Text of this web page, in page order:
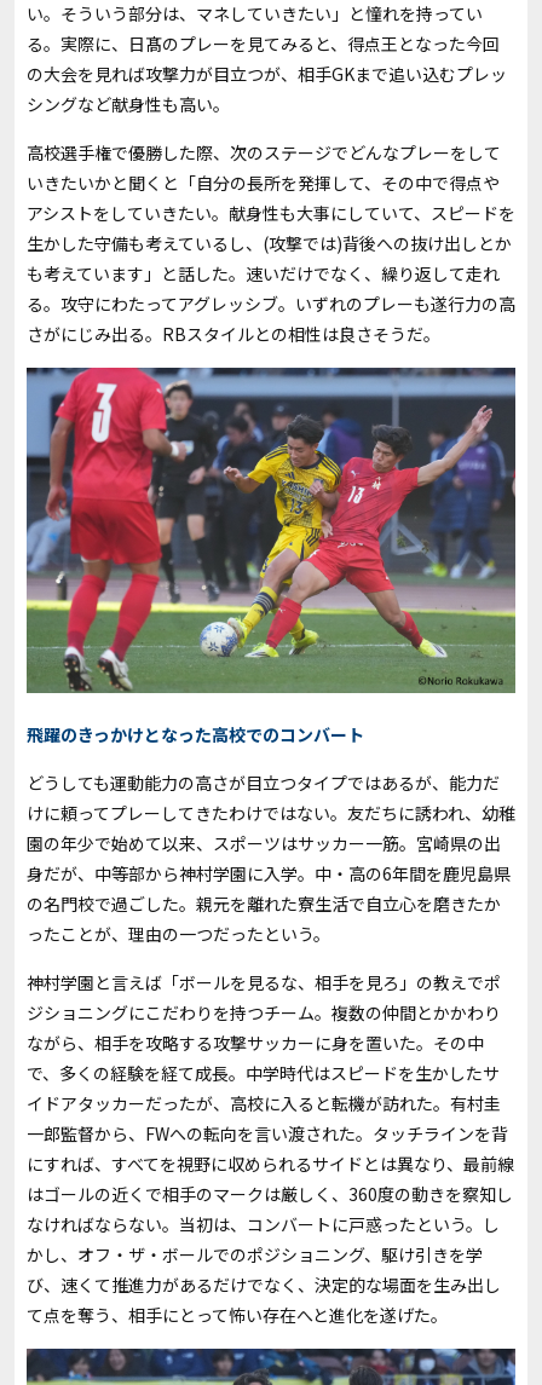
い。そういう部分は、マネしていきたい」と憧れを持ってい
る。実際に、日髙のプレーを見てみると、得点王となった今回
の大会を見れば攻撃力が目立つが、相手GKまで追い込むプレッ
シングなど献身性も高い。
高校選手権で優勝した際、次のステージでどんなプレーをして
いきたいかと聞くと「自分の長所を発揮して、その中で得点や
アシストをしていきたい。献身性も大事にしていて、スピードを
生かした守備も考えているし、(攻撃では)背後への抜け出しとか
も考えています」と話した。速いだけでなく、繰り返して走れ
る。攻守にわたってアグレッシブ。いずれのプレーも遂行力の高
さがにじみ出る。RBスタイルとの相性は良さそうだ。
飛躍のきっかけとなった高校でのコンバート
どうしても運動能力の高さが目立つタイプではあるが、能力だ
けに頼ってプレーしてきたわけではない。友だちに誘われ、幼稚
園の年少で始めて以来、スポーツはサッカー一筋。宮崎県の出
身だが、中等部から神村学園に入学。中・高の6年間を鹿児島県
の名門校で過ごした。親元を離れた寮生活で自立心を磨きたか
ったことが、理由の一つだったという。
神村学園と言えば「ボールを見るな、相手を見ろ」の教えでポ
ジショニングにこだわりを持つチーム。複数の仲間とかかわり
ながら、相手を攻略する攻撃サッカーに身を置いた。その中
で、多くの経験を経て成長。中学時代はスピードを生かしたサ
イドアタッカーだったが、高校に入ると転機が訪れた。有村圭
一郎監督から、FWへの転向を言い渡された。タッチラインを背
にすれば、すべてを視野に収められるサイドとは異なり、最前線
はゴールの近くで相手のマークは厳しく、360度の動きを察知し
なければならない。当初は、コンバートに戸惑ったという。し
かし、オフ・ザ・ボールでのポジショニング、駆け引きを学
び、速くて推進力があるだけでなく、決定的な場面を生み出し
て点を奪う、相手にとって怖い存在へと進化を遂げた。